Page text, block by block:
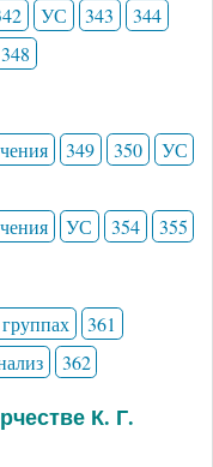
УС 343
344
348
349 350
УС
УС 354 355
361
362
К. Г.